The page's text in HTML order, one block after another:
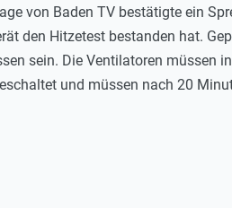
von Baden TV bestätigte ein
den Hitzetest bestanden hat.
sein. Die Ventilatoren müssen
und müssen nach 20